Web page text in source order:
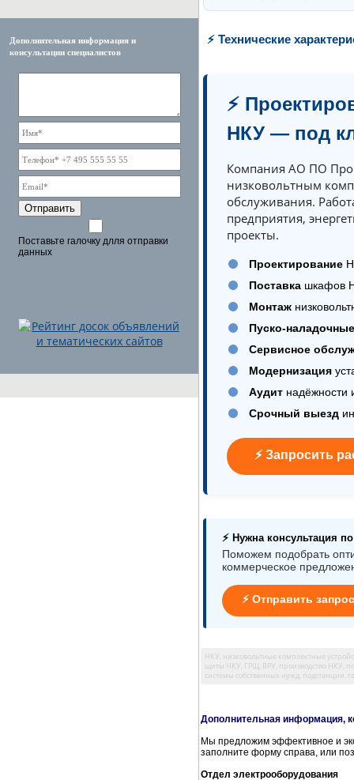
Дополнительная информация и
консультации специалистов
Отправить
Поставьте галочку длля отправки
данных
⚡ Технические
⚡
НКУ — под
Компания АО ПО
низковольтным
обслуживания.
предприятия,
проекты.
Проектирование
Поставка шкафов
Монтаж
Пуско-
Сервисное
Модернизация
Аудит надёжности
Срочный выезд
⚡ Запросить
⚡ Нужна консультация
Поможем подобрать
коммерческое
⚡ Отправить запрос
НКУ, низковольтные комплектные
щиты НКУ, ГРЩ, ВРУ, производство НКУ,
системы собственных нужд, подстанции,
Дополнительная информация,
Мы предложим эффективное и
заполните форму справа, или
Отдел электрооборудования